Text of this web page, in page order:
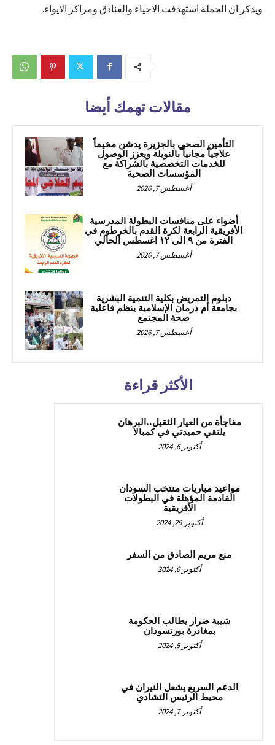
ويذكر ان الحملة استهدفت الاحياء والفنادق ومراكز الايواء.
مقالات تهمك أيضا
التأمين الصحي بالجزيرة يدشن مخيماً
علاجياً مجانياً بالنويلة ويعزز الوصول
للخدمات التخصصية بالشراكة مع
المؤسسات الصحية
أغسطس 7, 2026
أضواء على منافسات البطولة المدرسية
الأفريقية الرابعة لكرة القدم بالخرطوم في
الفترة من ٩ الى ١٢ اغسطس الحالي
أغسطس 7, 2026
دبلوم التمريض بكلية التنمية البشرية
بجامعة أم درمان الإسلامية ينظم فاعلية
صحة المجتمع
أغسطس 7, 2026
الأكثر قراءة
مفاجأة من العيار الثقيل..البرهان
يلتقي حميدتي في كمبالا
أكتوبر 6, 2024
مواعيد مباريات منتخب السودان
القادمة المؤهلة في البطولات
الأفريقية
أكتوبر 29, 2024
منع مريم الصادق من السفر
أكتوبر 6, 2024
شيبة ضرار يطالب الحكومة
بمغادرة بورتسودان
أكتوبر 5, 2024
الدعم السريع يشعل النيران في
محيط الرئيس التشادي
أكتوبر 7, 2024